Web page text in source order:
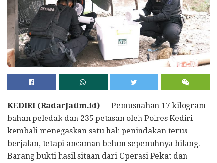
KEDIRI (RadarJatim.id) — Pemusnahan 17 kilogram
bahan peledak dan 235 petasan oleh Polres Kediri
kembali menegaskan satu hal: penindakan terus
berjalan, tetapi ancaman belum sepenuhnya hilang.
Barang bukti hasil sitaan dari Operasi Pekat dan